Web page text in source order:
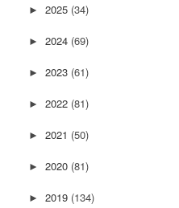
► 2025 (34)
► 2024 (69)
► 2023 (61)
► 2022 (81)
► 2021 (50)
► 2020 (81)
► 2019 (134)